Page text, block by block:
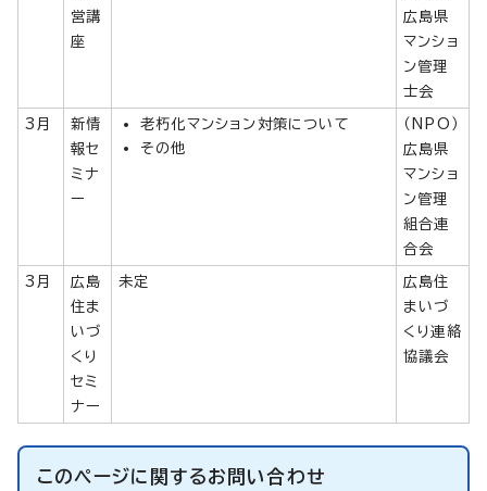
営講
座
広島県
マンショ
ン管理
士会
3月
新情
報セ
ミナ
ー
老朽化マンション対策について
その他
（NPO）
広島県
マンショ
ン管理
組合連
合会
3月
広島
住ま
いづ
くり
セミ
ナー
未定
広島住
まいづ
くり連絡
協議会
このページに関するお問い合わせ